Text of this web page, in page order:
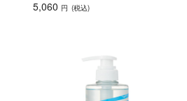
5,060 円 (税込)